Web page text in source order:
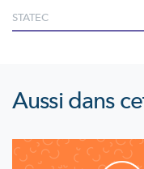
STATEC
Aussi dans